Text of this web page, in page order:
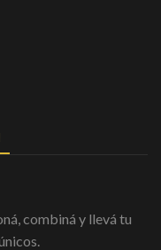
combiná y llevá tu